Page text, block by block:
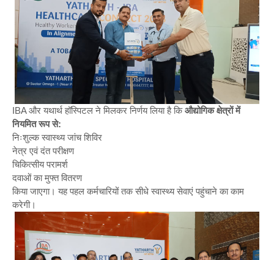
IBA और यथार्थ हॉस्पिटल ने मिलकर निर्णय लिया है किऔद्योगिक क्षेत्रों में
नियमित रूप से:
निःशुल्क स्वास्थ्य जांच शिविर
नेत्र एवं दंत परीक्षण
चिकित्सीय परामर्श
दवाओं का मुफ्त वितरण
किया जाएगा। यह पहल कर्मचारियों तक सीधे स्वास्थ्य सेवाएं पहुंचाने का काम
करेगी।